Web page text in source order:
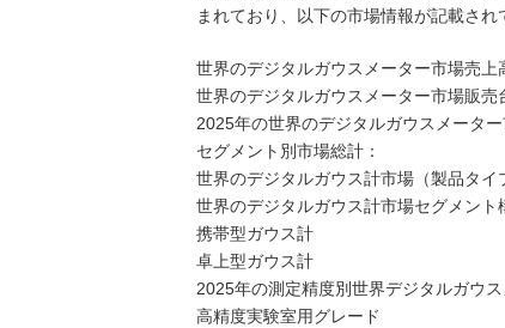
まれており、以下の市場情報が記載され
世界のデジタルガウスメーター市場売
世界のデジタルガウスメーター市場販
2025年の世界のデジタルガウスメーター
セグメント別市場総計：
世界のデジタルガウス計市場（製品タ
世界のデジタルガウス計市場セグメント
携帯型ガウス計
卓上型ガウス計
2025年の測定精度別世界デジタルガウ
高精度実験室用グレード